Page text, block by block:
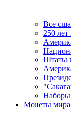
Все сша
250
Штаты
Монеты мира